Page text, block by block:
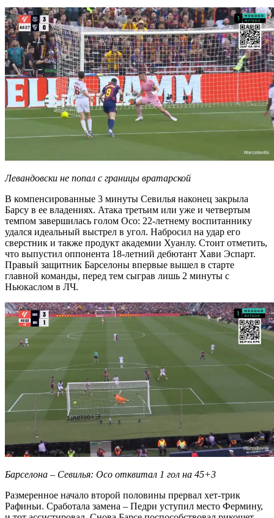
Левандовски не попал с границы вратарской
В компенсированные 3 минуты Севилья наконец закрыла
Барсу в ее владениях. Атака третьим или уже и четвертым
темпом завершилась голом Осо: 22-летнему воспитаннику
удался идеальный выстрел в угол. Набросил на удар его
сверстник и также продукт академии Хуанлу. Стоит отметить,
что выпустил оппонента 18-летний дебютант Хави Эспарт.
Правый защитник Барселоны впервые вышел в старте
главной команды, перед тем сыграв лишь 2 минуты с
Ньюкаслом в ЛЧ.
Барселона – Севилья: Осо отквитал 1 гол на 45+3
Размеренное начало второй половины прервал хет-трик
Рафиньи. Сработала замена – Педри уступил место Фермину,